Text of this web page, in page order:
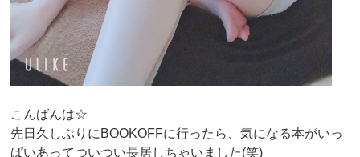
こんばんは☆
先日久しぶりにBOOKOFFに行ったら、気になる本がいっ
ぱいあってついつい長居しちゃいました(笑)